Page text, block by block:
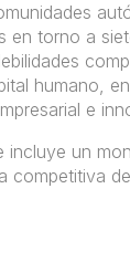
en torno a
humano,
e
incluye un